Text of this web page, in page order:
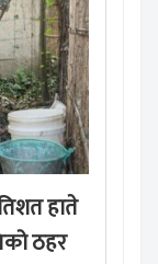
हाते
ठहर